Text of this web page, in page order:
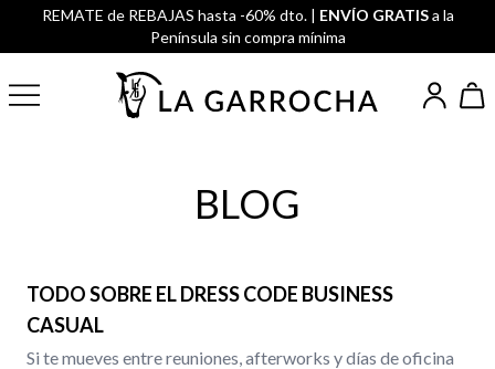
REMATE de REBAJAS hasta -60% dto. | ENVÍO GRATISa la
Península sin compra mínima
BLOG
TODO SOBRE EL DRESS CODE BUSINESS
CASUAL
Si te mueves entre reuniones, afterworks y días de oficina